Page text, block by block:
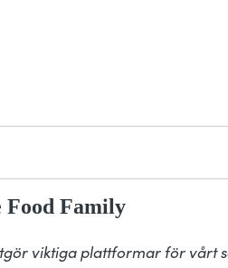
Food Family
viktiga plattformar för vårt